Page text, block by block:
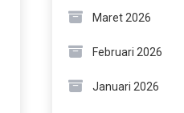
Maret 2026
Februari 2026
Januari 2026